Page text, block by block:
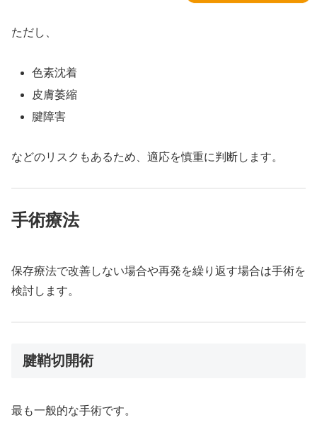
ただし、
色素沈着
皮膚萎縮
腱障害
などのリスクもあるため、適応を慎重に判断します。
手術療法
保存療法で改善しない場合や再発を繰り返す場合は手術を
検討します。
腱鞘切開術
最も一般的な手術です。